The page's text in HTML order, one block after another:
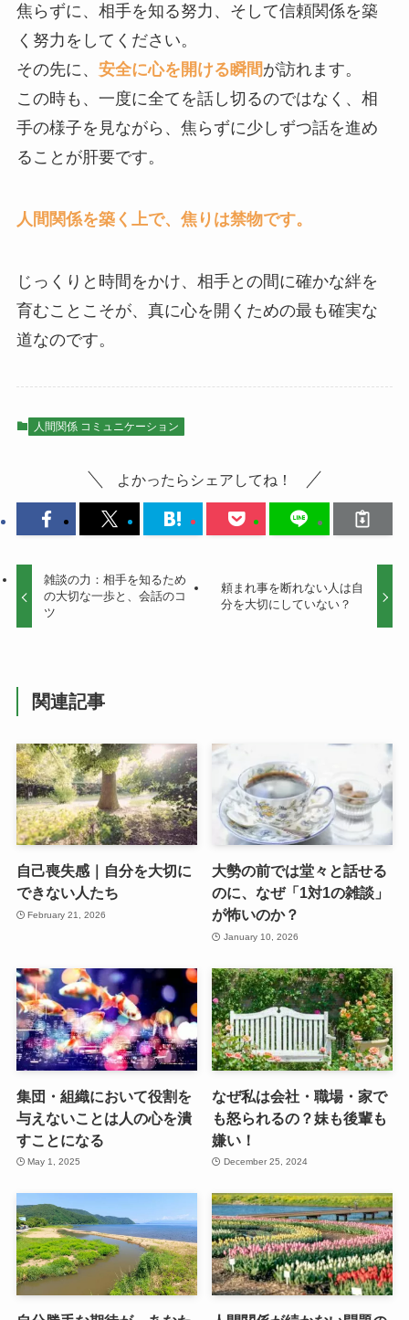
焦らずに、相手を知る努力、そして信頼関係を築
く努力をしてください。
その先に、 安全に心を開ける瞬間が訪れます。
この時も、一度に全てを話し切るのではなく、相
手の様子を見ながら、焦らずに少しずつ話を進め
ることが肝要です。
人間関係を築く上で、焦りは禁物です。
じっくりと時間をかけ、相手との間に確かな絆を
育むことこそが、真に心を開くための最も確実な
道なのです。
人間関係 コミュニケーション
よかったらシェアしてね！
雑談の力：相手を知るため
の大切な一歩と、会話のコ
ツ
頼まれ事を断れない人は自
分を大切にしていない？
関連記事
自己喪失感｜自分を大切に
できない人たち
February 21, 2026
大勢の前では堂々と話せる
のに、なぜ「1対1の雑談」
が怖いのか？
January 10, 2026
集団・組織において役割を
与えないことは人の心を潰
すことになる
May 1, 2025
なぜ私は会社・職場・家で
も怒られるの？妹も後輩も
嫌い！
December 25, 2024